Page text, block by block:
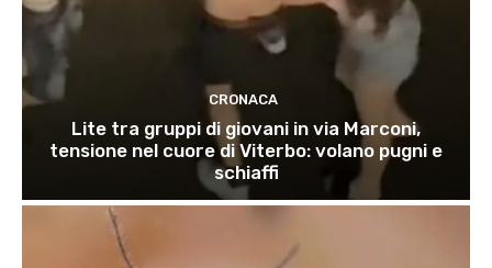
CRONACA
Lite tra gruppi di giovani in via Marconi,
tensione nel cuore di Viterbo: volano pugni e
schiaffi